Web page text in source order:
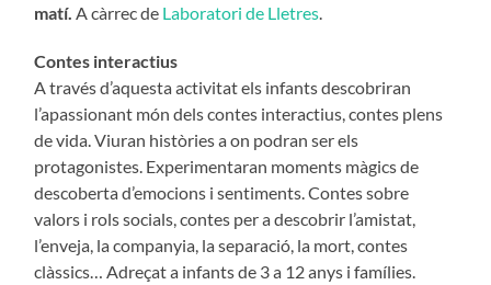
matí. A càrrec de Laboratori de Lletres
Contes interactius
A través d’aquesta activitat els infants descobriran
l’apassionant món dels contes interactius, contes plens
de vida. Viuran històries a on podran ser els
protagonistes. Experimentaran moments màgics de
descoberta d’emocions i sentiments. Contes sobre
valors i rols socials, contes per a descobrir l’amistat,
l’enveja, la companyia, la separació, la mort, contes
clàssics… Adreçat a infants de 3 a 12 anys i famílies.